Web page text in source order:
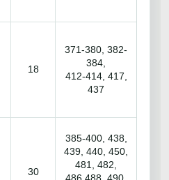
18
371-380, 382-
384,
412-414, 417,
437
30
385-400, 438,
439, 440, 450,
481, 482,
486,488, 490,